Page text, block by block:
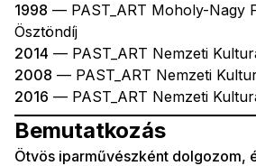
Bemutatkozás
Ötvös iparművészként dolgozom,
1998 — PAST_ART Moholy-Nagy
Ösztöndíj
2014 — PAST_ART Nemzeti
2008 — PAST_ART Nemzeti
2016 — PAST_ART Nemzeti